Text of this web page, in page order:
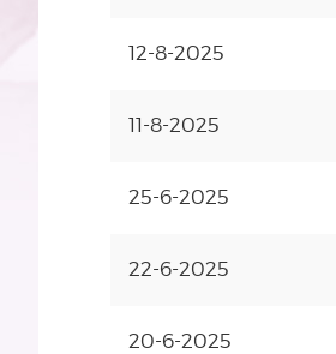
12-8-2025
11-8-2025
25-6-2025
22-6-2025
20-6-2025